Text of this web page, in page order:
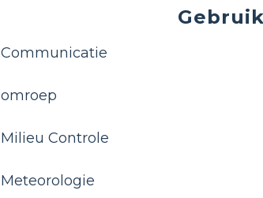
Communicatie
omroep
Milieu Controle
Meteorologie